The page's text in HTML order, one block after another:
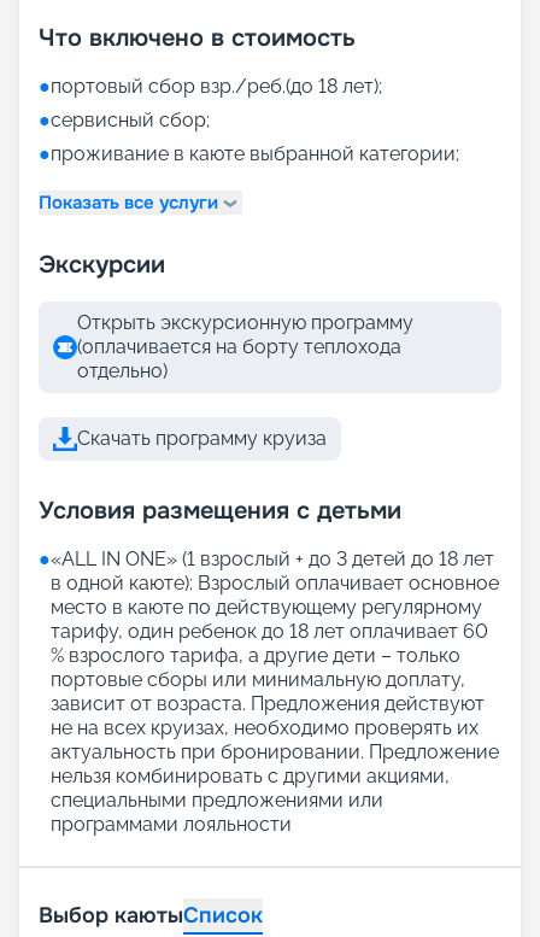
Что включено в стоимость
●портовый сбор взр./реб.(до 18 лет);
●сервисный сбор;
●проживание в каюте выбранной категории;
Показать все услуги
Экскурсии
Открыть экскурсионную программу
(оплачивается на борту теплохода
отдельно)
Скачать программу круиза
Условия размещения с детьми
●«АLL IN ONE» (1 взрослый + до 3 детей до 18 лет
в одной каюте): Взрослый оплачивает основное
место в каюте по действующему регулярному
тарифу, один ребенок до 18 лет оплачивает 60
% взрослого тарифа, а другие дети – только
портовые сборы или минимальную доплату,
зависит от возраста. Предложения действуют
не на всех круизах, необходимо проверять их
актуальность при бронировании. Предложение
нельзя комбинировать с другими акциями,
специальными предложениями или
программами лояльности
Выбор каютыСписок